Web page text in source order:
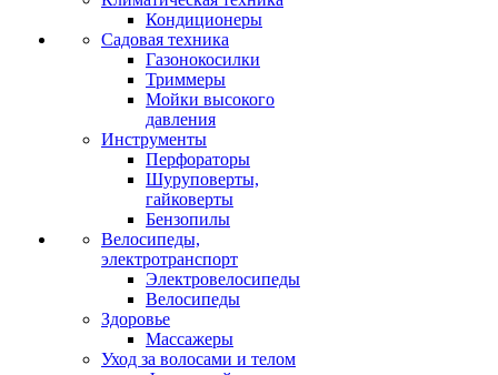
Кондиционеры
Садовая техника
Газонокосилки
Триммеры
Мойки высокого
давления
Инструменты
Перфораторы
Шуруповерты,
гайковерты
Бензопилы
Велосипеды,
электротранспорт
Электровелосипеды
Велосипеды
Здоровье
Массажеры
Уход за волосами и телом